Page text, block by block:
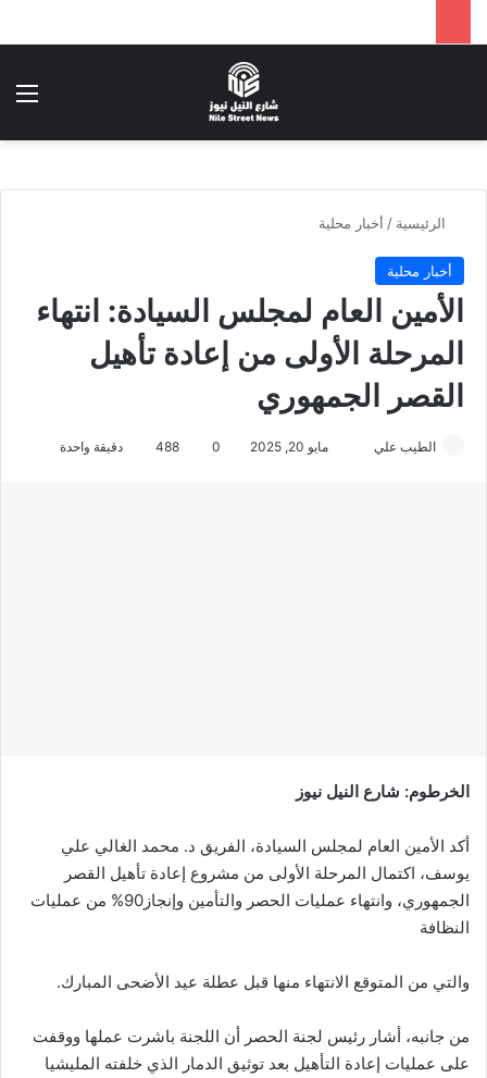
الرئيسية / أخبار محلية
أخبار محلية
الأمين العام لمجلس السيادة: انتهاء
المرحلة الأولى من إعادة تأهيل
القصر الجمهوري
الطيب علي مايو 20, 2025 0
488 دقيقة واحدة
الخرطوم: شارع النيل نيوز
أكد الأمين العام لمجلس السيادة، الفريق د. محمد الغالي علي
يوسف، اكتمال المرحلة الأولى من مشروع إعادة تأهيل القصر
الجمهوري، وانتهاء عمليات الحصر والتأمين وإنجاز90%‎ من عمليات
النظافة
والتي من المتوقع الانتهاء منها قبل عطلة عيد الأضحى المبارك.
من جانبه، أشار رئيس لجنة الحصر أن اللجنة باشرت عملها ووقفت
على عمليات إعادة التأهيل بعد توثيق الدمار الذي خلفته المليشيا